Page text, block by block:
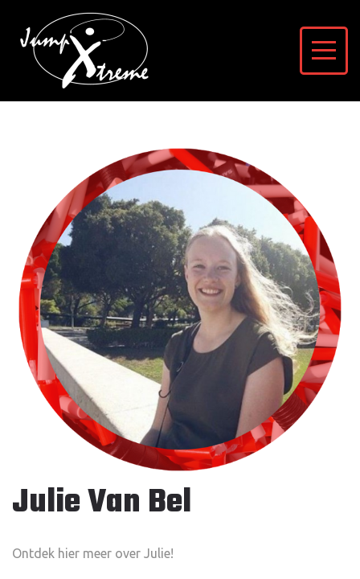
Julie Van Bel
Ontdek hier meer over Julie!